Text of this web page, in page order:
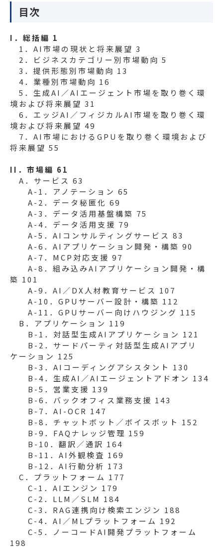
目次
I．総括編 1
1．AI市場の現状と将来展望 3
2．ビジネスカテゴリー別市場動向 5
3．提供形態別市場動向 13
4．業種別市場動向 16
5．生成AI／AIエージェント市場を取り巻く環
境および将来展望 31
6．エッジAI／フィジカルAI市場を取り巻く環
境および将来展望 49
7．AI市場におけるGPUを取り巻く環境および
将来展望 55
II．市場編 61
A．サービス 63
A-1．アノテーション 65
A-2．データ秘匿化 69
A-3．データ活用基盤構築 75
A-4．データ活用支援 79
A-5．AIコンサルティングサービス 83
A-6．AIアプリケーション開発・構築 90
A-7．MCP対応支援 97
A-8．組み込みAIアプリケーション開発・構
築 101
A-9．AI／DX人材教育サービス 107
A-10．GPUサーバー設計・構築 112
A-11．GPUサーバー向けハウジング 115
B．アプリケーション 119
B-1．対話型生成AIアプリケーション 121
B-2．サードパーティ対話型生成AIアプリ
ケーション 125
B-3．AIコーディングアシスタント 130
B-4．生成AI／AIエージェントアドオン 134
B-5．営業支援 139
B-6．バックオフィス業務支援 143
B-7．AI-OCR 147
B-8．チャットボット／ボイスボット 152
B-9．FAQナレッジ管理 159
B-10．翻訳／通訳 164
B-11．AI外観検査 169
B-12．AI行動分析 173
C．プラットフォーム 177
C-1．AIエンジン 179
C-2．LLM／SLM 184
C-3．RAG連携向け検索エンジン 188
C-4．AI／MLプラットフォーム 192
C-5．ノーコードAI開発プラットフォーム
198